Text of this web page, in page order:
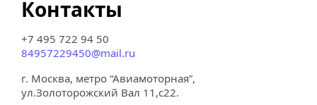
Контакты
+7 495 722 94 50
84957229450@mail.ru
г. Москва, метро “Авиамоторная”,
ул.Золоторожский Вал 11,с22.